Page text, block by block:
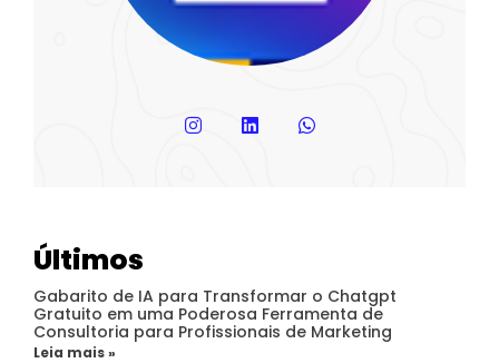
Últimos
Gabarito de IA para Transformar o Chatgpt
Gratuito em uma Poderosa Ferramenta de
Consultoria para Profissionais de Marketing
Leia mais »